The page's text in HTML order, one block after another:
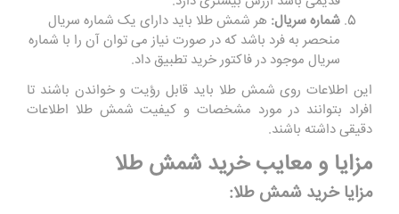
شماره سریال: هر شمش طلا باید دارای یک شماره سریال
منحصر به فرد باشد که در صورت نیاز می ‌توان آن را با شماره
سریال موجود در فاکتور خرید تطبیق داد.
این اطلاعات روی شمش طلا باید قابل رؤیت و خواندن باشند تا
افراد بتوانند در مورد مشخصات و کیفیت شمش طلا اطلاعات
دقیقی داشته باشند.
مزایا و معایب خرید شمش طلا
مزایا خرید شمش طلا: